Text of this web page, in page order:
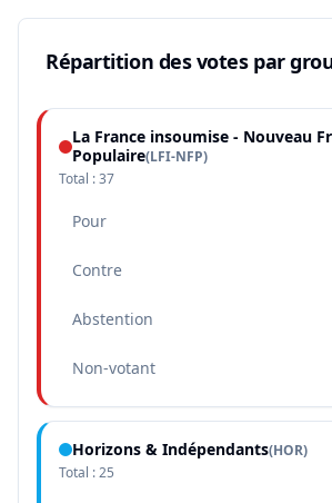
Répartition des votes par
La France insoumise - Nouveau
Populaire(LFI-NFP)
Total :37
Pour
Contre
Abstention
Non-votant
Horizons & Indépendants(HOR)
Total :25